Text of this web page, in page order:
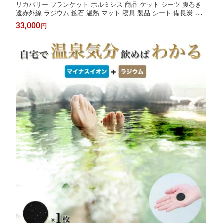
リカバリー ブランケット ホルミシス 商品 ケット シーツ 腹巻き
遠赤外線 ラジウム 鉱石 温熱 マット 寝具 製品 シート 備長炭 玉
川温泉 岩盤浴 健康グッズ プレゼント 温活グッズ バドガシュタイ
ン鉱石 ラジウム 岩盤浴 家庭用 温泉 ひざ掛け 膝掛け 厚手 大判
33,000円